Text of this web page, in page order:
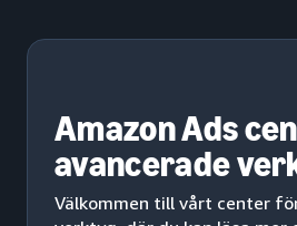
Amazon Ads
avancerade
Välkommen till vårt center